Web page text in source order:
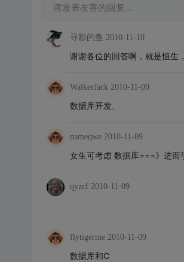
请发表友善的回复…
寻影的鱼 2010-11-10
谢谢各位的回答啊，就是恒
WalkerJack 2010-11-09
数据库开发、
nameqwe 2010-11-09
女生可考虑 数据库===》进而
qyzcf 2010-11-09
flytigerme 2010-11-09
数据库和C